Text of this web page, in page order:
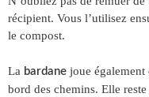
récipient. Vous l’utilisez
le compost.
La bardane joue
bord des chemins. Elle